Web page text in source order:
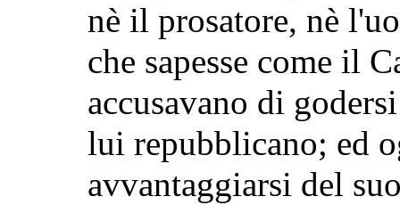
nè il prosatore, nè
che sapesse come il
accusavano di
lui repubblicano; ed
avvantaggiarsi del